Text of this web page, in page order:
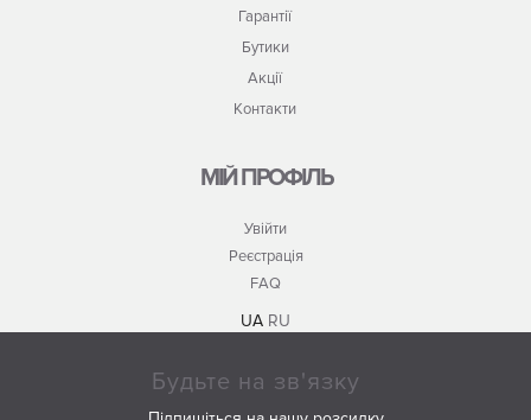
Гарантії
Бутики
Акції
Контакти
МІЙ ПРОФІЛЬ
Увійти
Реєстрація
FAQ
UA RU
Будьте на зв'язку